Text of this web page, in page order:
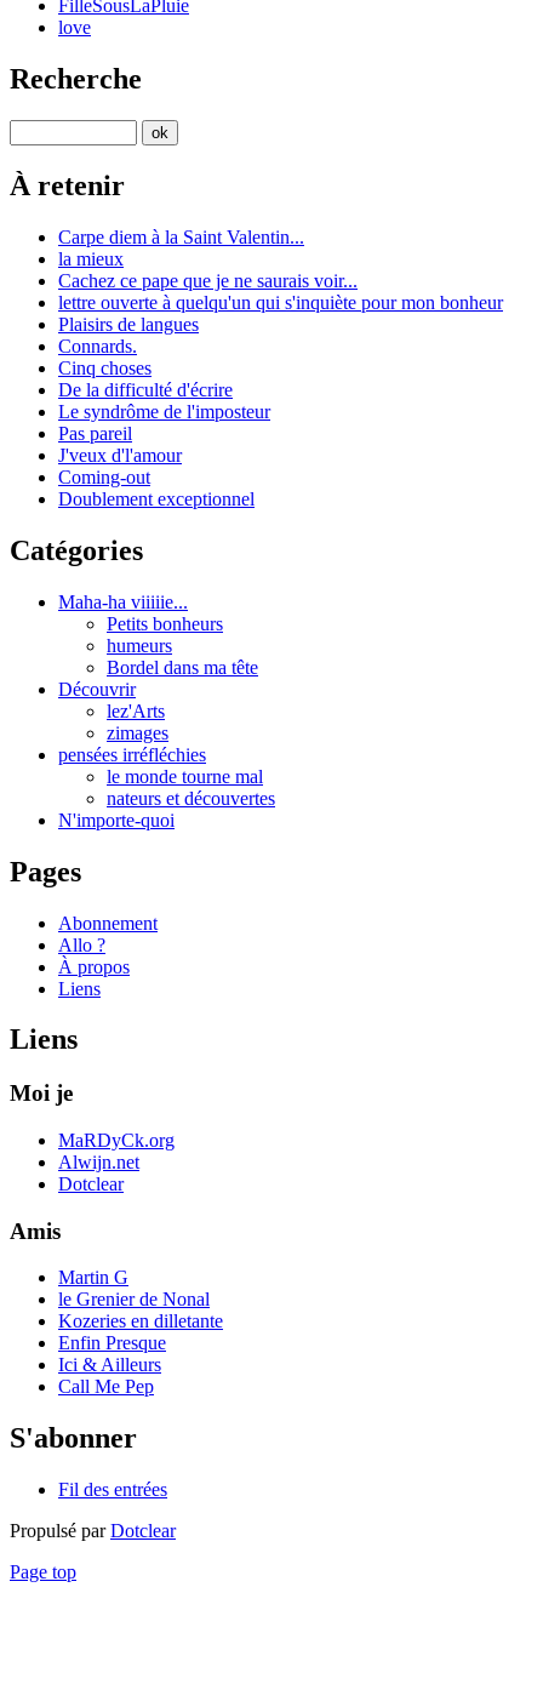
FilleSousLaPluie
love
Recherche
À retenir
Carpe diem à la Saint Valentin...
la mieux
Cachez ce pape que je ne saurais voir...
lettre ouverte à quelqu'un qui s'inquiète pour mon bonheur
Plaisirs de langues
Connards.
Cinq choses
De la difficulté d'écrire
Le syndrôme de l'imposteur
Pas pareil
J'veux d'l'amour
Coming-out
Doublement exceptionnel
Catégories
Maha-ha viiiiie...
Petits bonheurs
humeurs
Bordel dans ma tête
Découvrir
lez'Arts
zimages
pensées irréfléchies
le monde tourne mal
nateurs et découvertes
N'importe-quoi
Pages
Abonnement
Allo ?
À propos
Liens
Liens
Moi je
MaRDyCk.org
Alwijn.net
Dotclear
Amis
Martin G
le Grenier de Nonal
Kozeries en dilletante
Enfin Presque
Ici & Ailleurs
Call Me Pep
S'abonner
Fil des entrées
Propulsé parDotclear
Page top